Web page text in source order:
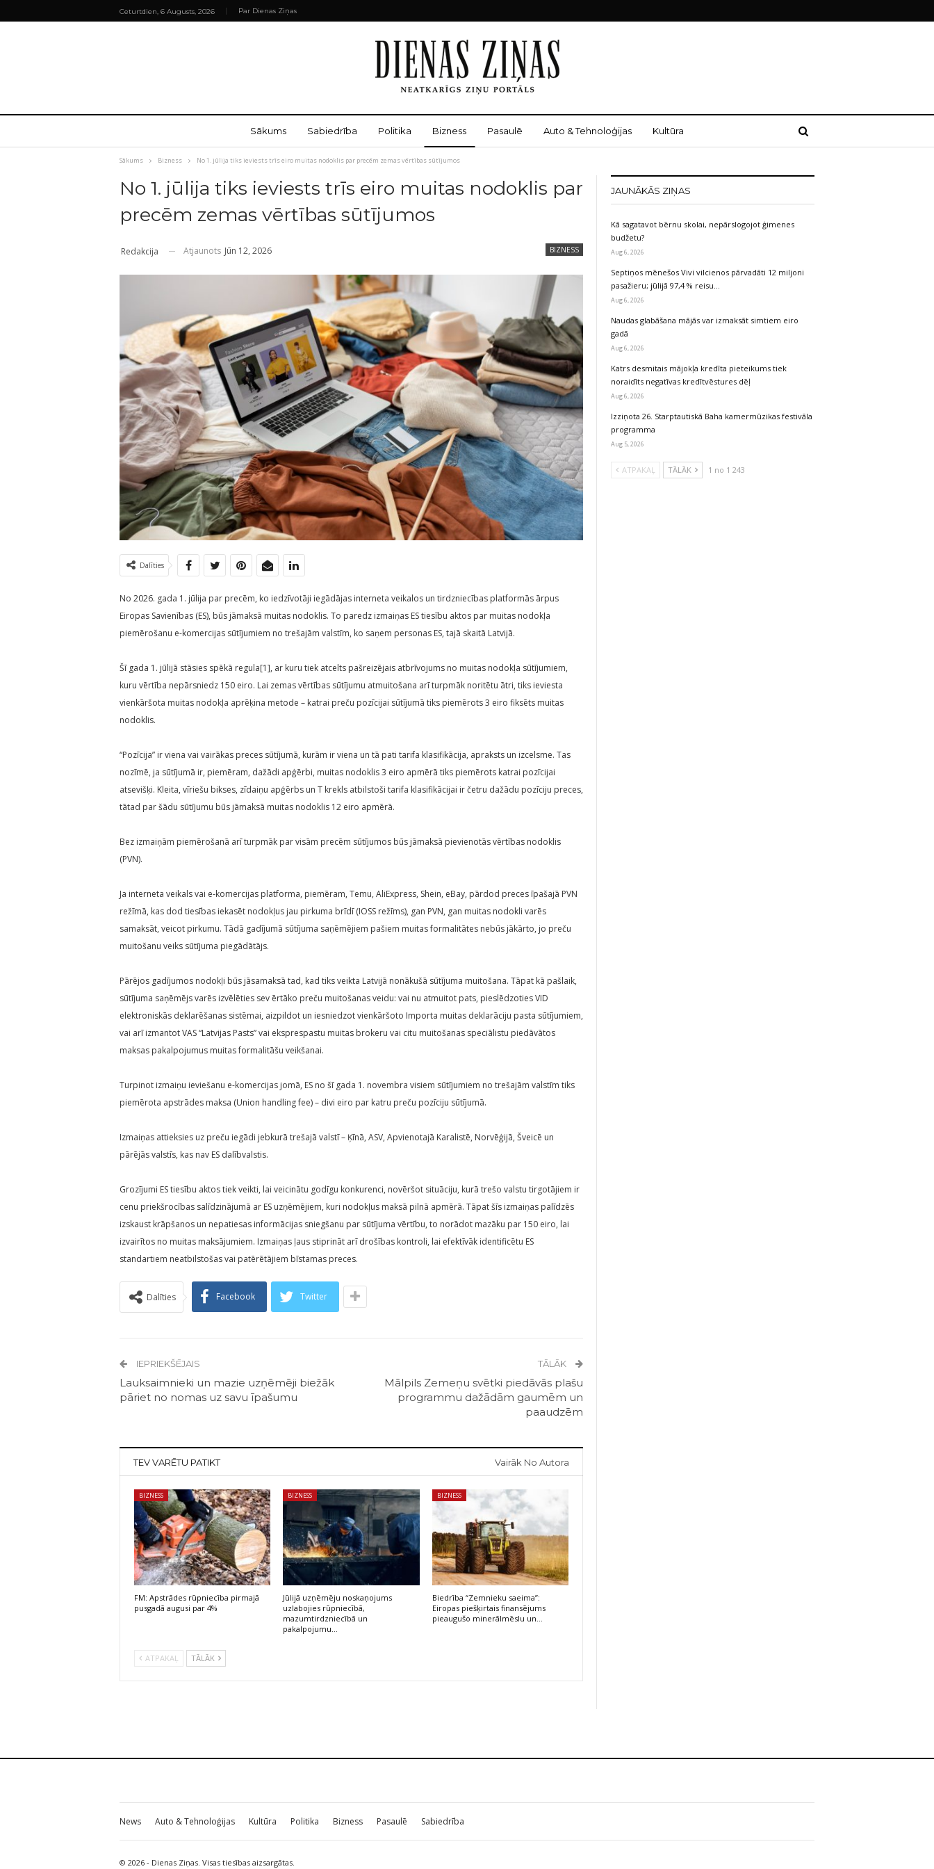
Ceturtdien, 6 Augusts, 2026 Par Dienas Ziņas
Sākums Sabiedrība Politika Bizness Pasaulē Auto & Tehnoloģijas Kultūra
Sākums Bizness No 1. jūlija tiks ieviests trīs eiro muitas nodoklis par precēm zemas vērtības sūtījumos
No 1. jūlija tiks ieviests trīs eiro muitas nodoklis par
precēm zemas vērtības sūtījumos
BIZNESS
Redakcija Atjaunots Jūn 12, 2026
Dalīties
No 2026. gada 1. jūlija par precēm, ko iedzīvotāji iegādājas interneta veikalos un tirdzniecības platformās ārpus
Eiropas Savienības (ES), būs jāmaksā muitas nodoklis. To paredz izmaiņas ES tiesību aktos par muitas nodokļa
piemērošanu e-komercijas sūtījumiem no trešajām valstīm, ko saņem personas ES, tajā skaitā Latvijā.
Šī gada 1. jūlijā stāsies spēkā regula[1], ar kuru tiek atcelts pašreizējais atbrīvojums no muitas nodokļa sūtījumiem,
kuru vērtība nepārsniedz 150 eiro. Lai zemas vērtības sūtījumu atmuitošana arī turpmāk noritētu ātri, tiks ieviesta
vienkāršota muitas nodokļa aprēķina metode – katrai preču pozīcijai sūtījumā tiks piemērots 3 eiro fiksēts muitas
nodoklis.
“Pozīcija” ir viena vai vairākas preces sūtījumā, kurām ir viena un tā pati tarifa klasifikācija, apraksts un izcelsme. Tas
nozīmē, ja sūtījumā ir, piemēram, dažādi apģērbi, muitas nodoklis 3 eiro apmērā tiks piemērots katrai pozīcijai
atsevišķi. Kleita, vīriešu bikses, zīdaiņu apģērbs un T krekls atbilstoši tarifa klasifikācijai ir četru dažādu pozīciju preces,
tātad par šādu sūtījumu būs jāmaksā muitas nodoklis 12 eiro apmērā.
Bez izmaiņām piemērošanā arī turpmāk par visām precēm sūtījumos būs jāmaksā pievienotās vērtības nodoklis
(PVN).
Ja interneta veikals vai e-komercijas platforma, piemēram, Temu, AliExpress, Shein, eBay, pārdod preces īpašajā PVN
režīmā, kas dod tiesības iekasēt nodokļus jau pirkuma brīdī (IOSS režīms), gan PVN, gan muitas nodokli varēs
samaksāt, veicot pirkumu. Tādā gadījumā sūtījuma saņēmējiem pašiem muitas formalitātes nebūs jākārto, jo preču
muitošanu veiks sūtījuma piegādātājs.
Pārējos gadījumos nodokļi būs jāsamaksā tad, kad tiks veikta Latvijā nonākušā sūtījuma muitošana. Tāpat kā pašlaik,
sūtījuma saņēmējs varēs izvēlēties sev ērtāko preču muitošanas veidu: vai nu atmuitot pats, pieslēdzoties VID
elektroniskās deklarēšanas sistēmai, aizpildot un iesniedzot vienkāršoto Importa muitas deklarāciju pasta sūtījumiem,
vai arī izmantot VAS “Latvijas Pasts” vai eksprespastu muitas brokeru vai citu muitošanas speciālistu piedāvātos
maksas pakalpojumus muitas formalitāšu veikšanai.
Turpinot izmaiņu ieviešanu e-komercijas jomā, ES no šī gada 1. novembra visiem sūtījumiem no trešajām valstīm tiks
piemērota apstrādes maksa (Union handling fee) – divi eiro par katru preču pozīciju sūtījumā.
Izmaiņas attieksies uz preču iegādi jebkurā trešajā valstī – Ķīnā, ASV, Apvienotajā Karalistē, Norvēģijā, Šveicē un
pārējās valstīs, kas nav ES dalībvalstis.
Grozījumi ES tiesību aktos tiek veikti, lai veicinātu godīgu konkurenci, novēršot situāciju, kurā trešo valstu tirgotājiem ir
cenu priekšrocības salīdzinājumā ar ES uzņēmējiem, kuri nodokļus maksā pilnā apmērā. Tāpat šīs izmaiņas palīdzēs
izskaust krāpšanos un nepatiesas informācijas sniegšanu par sūtījuma vērtību, to norādot mazāku par 150 eiro, lai
izvairītos no muitas maksājumiem. Izmaiņas ļaus stiprināt arī drošības kontroli, lai efektīvāk identificētu ES
standartiem neatbilstošas vai patērētājiem bīstamas preces.
Dalīties Facebook Twitter
IEPRIEKŠĒJAIS
Lauksaimnieki un mazie uzņēmēji biežāk
pāriet no nomas uz savu īpašumu
TĀLĀK
Mālpils Zemeņu svētki piedāvās plašu
programmu dažādām gaumēm un
paaudzēm
TEV VARĒTU PATIKT Vairāk No Autora
BIZNESS
FM: Apstrādes rūpniecība pirmajā
pusgadā augusi par 4%
BIZNESS
Jūlijā uzņēmēju noskaņojums
uzlabojies rūpniecībā,
mazumtirdzniecībā un
pakalpojumu…
BIZNESS
Biedrība “Zemnieku saeima”:
Eiropas piešķirtais finansējums
pieaugušo minerālmēslu un…
ATPAKAĻ TĀLĀK
JAUNĀKĀS ZIŅAS
Kā sagatavot bērnu skolai, nepārslogojot ģimenes
budžetu?
Aug 6, 2026
Septiņos mēnešos Vivi vilcienos pārvadāti 12 miljoni
pasažieru; jūlijā 97,4 % reisu…
Aug 6, 2026
Naudas glabāšana mājās var izmaksāt simtiem eiro
gadā
Aug 6, 2026
Katrs desmitais mājokļa kredīta pieteikums tiek
noraidīts negatīvas kredītvēstures dēļ
Aug 6, 2026
Izziņota 26. Starptautiskā Baha kamermūzikas festivāla
programma
Aug 5, 2026
ATPAKAĻ TĀLĀK 1 no 1 243
News Auto & Tehnoloģijas Kultūra Politika Bizness Pasaulē Sabiedrība
© 2026 - Dienas Ziņas. Visas tiesības aizsargātas.